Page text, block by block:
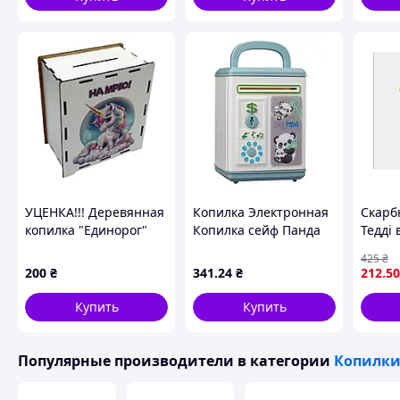
УЦЕНКА!!! Деревянная
копилка "Единорог"
на мечту 200 дней
200 ₴
Купить
Копилка Электронная
Копилка сейф Панда
341.24 ₴
Купить
Тедді
13 см
212.50
425₴
Популярные производители в категории Копилки